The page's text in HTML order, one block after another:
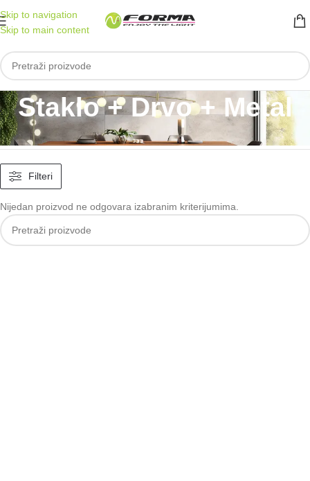
Skip to navigation
Skip to main content
Staklo + Drvo + Metal
Početna/ Proizvod Materijal/ Staklo + Drvo + Metal
Filteri
Nijedan proizvod ne odgovara izabranim kriterijumima.